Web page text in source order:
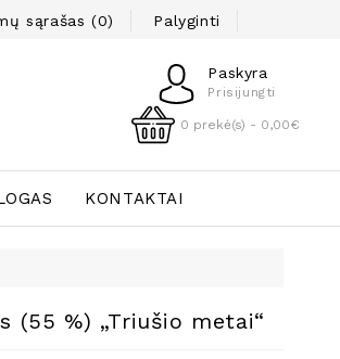
sąrašas (0) Palyginti
Paskyra
Prisijungti
0 prekė(s) - 0,00€
KONTAKTAI
(55 %) „Triušio metai“